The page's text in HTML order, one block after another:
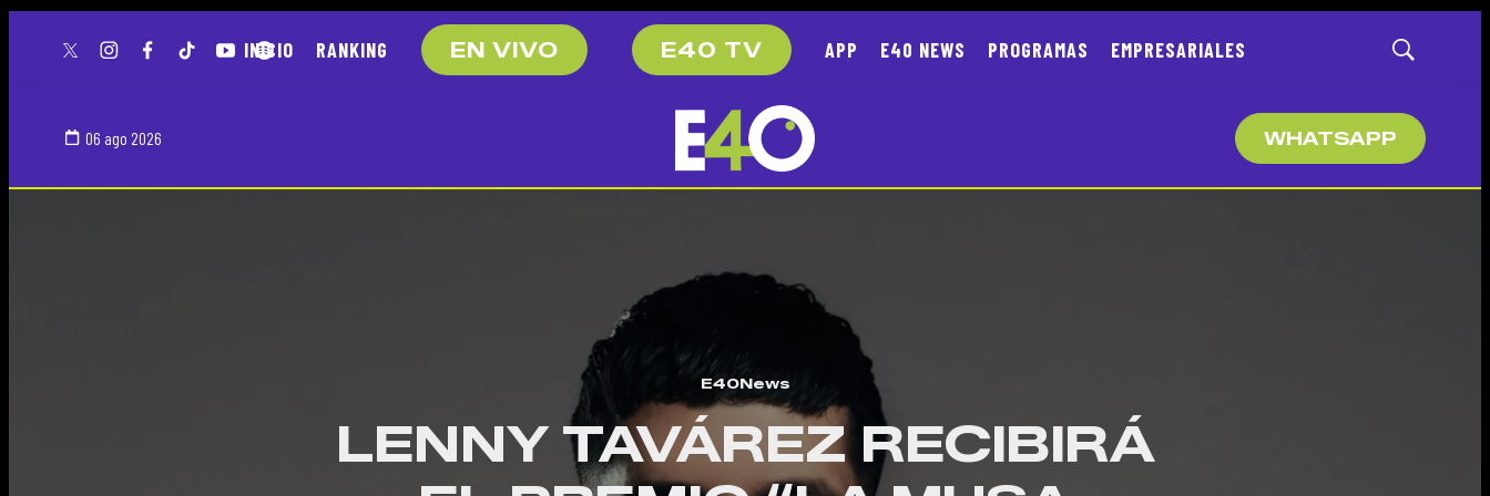
twitterinstagramfacebooktiktokyoutubespotify
INICIO RANKING EN VIVO E40 TV APP E40 NEWS PROGRAMAS EMPRESARIALES
Mostrar
06 ago 2026 WHATSAPP
E40News
LENNY TAVÁREZ RECIBIRÁ